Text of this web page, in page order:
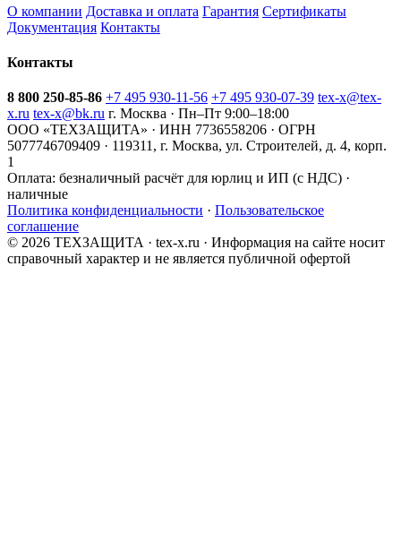
О компании Доставка и оплата Гарантия Сертификаты
Документация Контакты
Контакты
8 800 250-85-86 +7 495 930-11-56 +7 495 930-07-39 tex-x@tex-
x.ru tex-x@bk.ru г. Москва · Пн–Пт 9:00–18:00
ООО «ТЕХЗАЩИТА» · ИНН 7736558206 · ОГРН
5077746709409 · 119311, г. Москва, ул. Строителей, д. 4, корп.
1
Оплата: безналичный расчёт для юрлиц и ИП (с НДС) ·
наличные
Политика конфиденциальности · Пользовательское
соглашение
© 2026 ТЕХЗАЩИТА · tex-x.ru · Информация на сайте носит
справочный характер и не является публичной офертой